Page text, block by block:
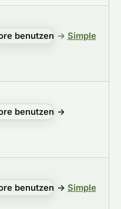
→ Simple
→
→ Simple